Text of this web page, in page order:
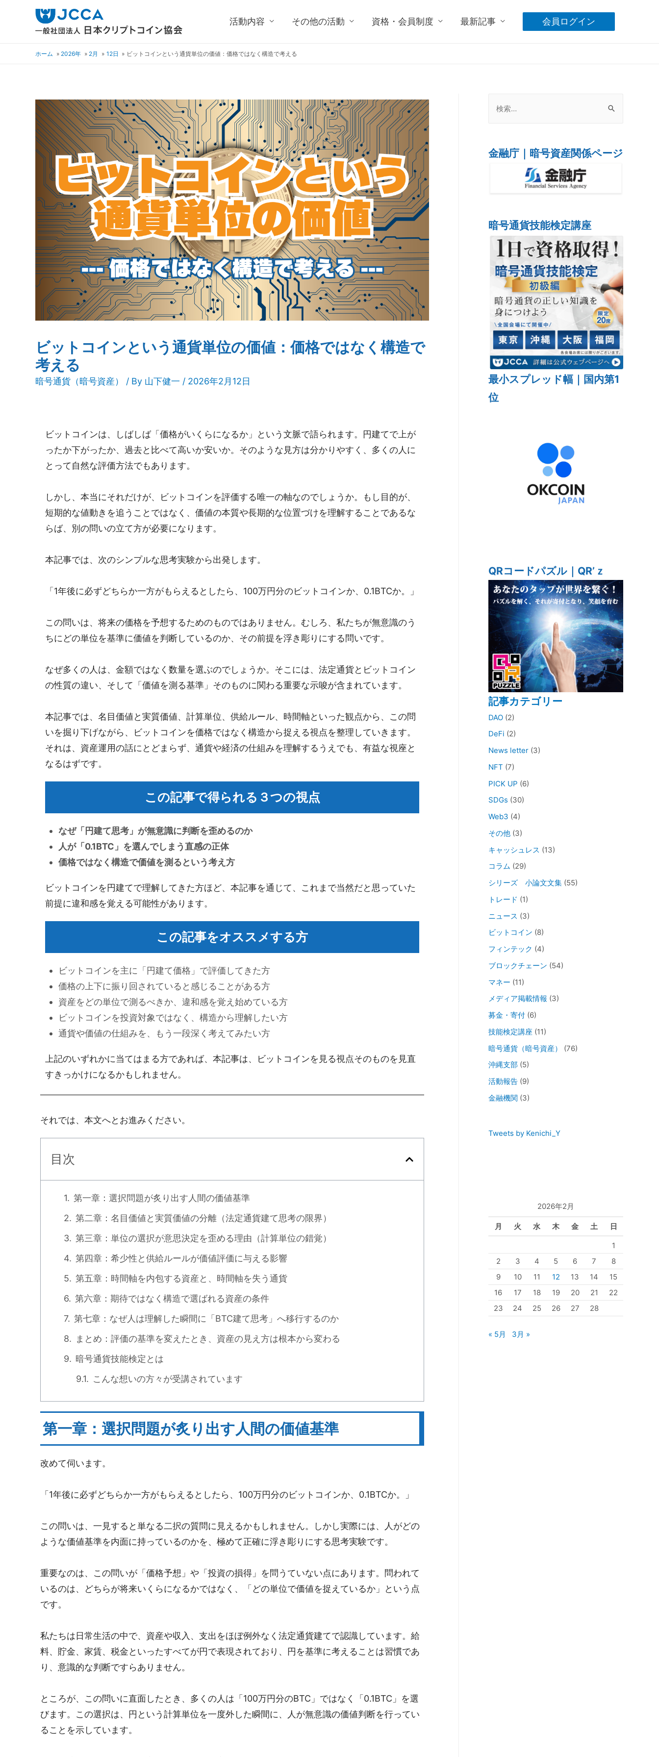
活動内容 その他の活動 資格・会員制度 最新記事 会員ログイン
ホーム 2026年 2月 12日 ビットコインという通貨単位の価値：価格ではなく構造で考える
ビットコインという通貨単位の価値：価格ではなく構造で
考える
暗号通貨（暗号資産） / By 山下健一 / 2026年2月12日
ビットコインは、しばしば「価格がいくらになるか」という文脈で語られます。円建てで上が
ったか下がったか、過去と比べて高いか安いか。そのような見方は分かりやすく、多くの人に
とって自然な評価方法でもあります。
しかし、本当にそれだけが、ビットコインを評価する唯一の軸なのでしょうか。もし目的が、
短期的な値動きを追うことではなく、価値の本質や長期的な位置づけを理解することであるな
らば、別の問いの立て方が必要になります。
本記事では、次のシンプルな思考実験から出発します。
「1年後に必ずどちらか一方がもらえるとしたら、100万円分のビットコインか、0.1BTCか。」
この問いは、将来の価格を予想するためのものではありません。むしろ、私たちが無意識のう
ちにどの単位を基準に価値を判断しているのか、その前提を浮き彫りにする問いです。
なぜ多くの人は、金額ではなく数量を選ぶのでしょうか。そこには、法定通貨とビットコイン
の性質の違い、そして「価値を測る基準」そのものに関わる重要な示唆が含まれています。
本記事では、名目価値と実質価値、計算単位、供給ルール、時間軸といった観点から、この問
いを掘り下げながら、ビットコインを価格ではなく構造から捉える視点を整理していきます。
それは、資産運用の話にとどまらず、通貨や経済の仕組みを理解するうえでも、有益な視座と
なるはずです。
この記事で得られる３つの視点
なぜ「円建て思考」が無意識に判断を歪めるのか
人が「0.1BTC」を選んでしまう直感の正体
価格ではなく構造で価値を測るという考え方
ビットコインを円建てで理解してきた方ほど、本記事を通じて、これまで当然だと思っていた
前提に違和感を覚える可能性があります。
この記事をオススメする方
ビットコインを主に「円建て価格」で評価してきた方
価格の上下に振り回されていると感じることがある方
資産をどの単位で測るべきか、違和感を覚え始めている方
ビットコインを投資対象ではなく、構造から理解したい方
通貨や価値の仕組みを、もう一段深く考えてみたい方
上記のいずれかに当てはまる方であれば、本記事は、ビットコインを見る視点そのものを見直
すきっかけになるかもしれません。
それでは、本文へとお進みください。
目次
第一章：選択問題が炙り出す人間の価値基準
第二章：名目価値と実質価値の分離（法定通貨建て思考の限界）
第三章：単位の選択が意思決定を歪める理由（計算単位の錯覚）
第四章：希少性と供給ルールが価値評価に与える影響
第五章：時間軸を内包する資産と、時間軸を失う通貨
第六章：期待ではなく構造で選ばれる資産の条件
第七章：なぜ人は理解した瞬間に「BTC建て思考」へ移行するのか
まとめ：評価の基準を変えたとき、資産の見え方は根本から変わる
暗号通貨技能検定とは
こんな想いの方々が受講されています
第一章：選択問題が炙り出す人間の価値基準
改めて伺います。
「1年後に必ずどちらか一方がもらえるとしたら、100万円分のビットコインか、0.1BTCか。」
この問いは、一見すると単なる二択の質問に見えるかもしれません。しかし実際には、人がどの
ような価値基準を内面に持っているのかを、極めて正確に浮き彫りにする思考実験です。
重要なのは、この問いが「価格予想」や「投資の損得」を問うていない点にあります。問われて
いるのは、どちらが将来いくらになるかではなく、「どの単位で価値を捉えているか」という点
です。
私たちは日常生活の中で、資産や収入、支出をほぼ例外なく法定通貨建てで認識しています。給
料、貯金、家賃、税金といったすべてが円で表現されており、円を基準に考えることは習慣であ
り、意識的な判断ですらありません。
ところが、この問いに直面したとき、多くの人は「100万円分のBTC」ではなく「0.1BTC」を選
びます。この選択は、円という計算単位を一度外した瞬間に、人が無意識の価値判断を行ってい
ることを示しています。
金融庁｜暗号資産関係ページ
暗号通貨技能検定講座
最小スプレッド幅｜国内第1
位
QRコードパズル｜QR’ｚ
記事カテゴリー
DAO (2)
DeFi (2)
News letter (3)
NFT (7)
PICK UP (6)
SDGs (30)
Web3 (4)
その他 (3)
キャッシュレス (13)
コラム (29)
シリーズ 小論文文集 (55)
トレード (1)
ニュース (3)
ビットコイン (8)
フィンテック (4)
ブロックチェーン (54)
マネー (11)
メディア掲載情報 (3)
募金・寄付 (6)
技能検定講座 (11)
暗号通貨（暗号資産）
(76)
沖縄支部 (5)
活動報告 (9)
金融機関 (3)
Tweets by Kenichi_Y
2026年2月
月 火 水 木 金 土 日
1
2
3 4 5 6 7
8
9
10 11 12 13 14
15
16
17 18 19 20 21
22
23
24 25 26 27 28
« 5月 3月 »